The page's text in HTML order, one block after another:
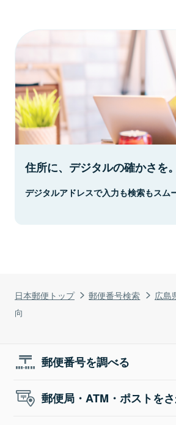
日本郵便トップ 郵便番号検索 広島
向
住所に、デジタルの確かさを。
デジタルアドレスで入力も検索もスム
郵便番号を調べる
郵便局・ATM・ポストを